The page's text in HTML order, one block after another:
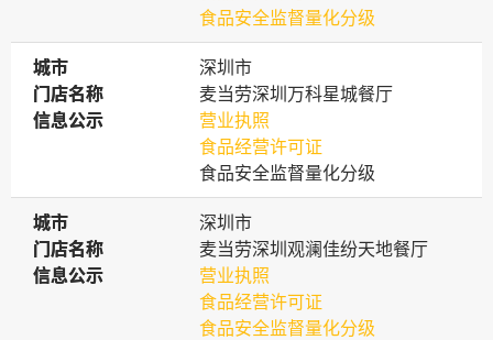
食品安全监督量化分级
城市
城市
深圳市
门店名称
门店名称
麦当劳深圳万科星城餐厅
信息公示
信息公示
营业执照
食品经营许可证
食品安全监督量化分级
城市
城市
深圳市
门店名称
门店名称
麦当劳深圳观澜佳纷天地餐厅
信息公示
信息公示
营业执照
食品经营许可证
食品安全监督量化分级